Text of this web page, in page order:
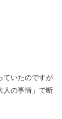
ていたのですが
人の事情」で断